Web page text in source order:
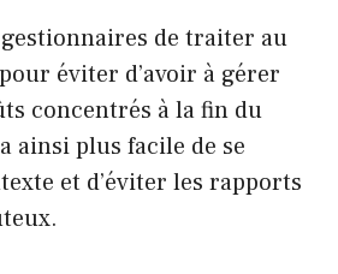
gestionnaires de traiter au
éviter d’avoir à gérer
concentrés à la fin du
ainsi plus facile de se
et d’éviter les rapports